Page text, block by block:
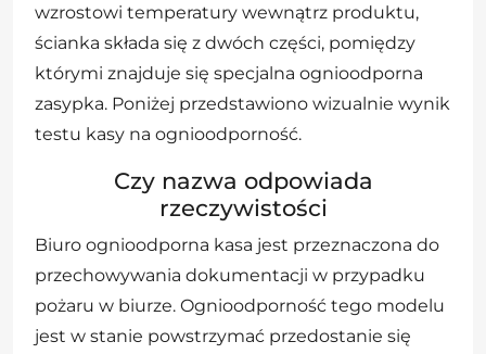
wzrostowi temperatury wewnątrz produktu,
ścianka składa się z dwóch części, pomiędzy
którymi znajduje się specjalna ognioodporna
zasypka. Poniżej przedstawiono wizualnie wynik
testu kasy na ognioodporność.
Czy nazwa odpowiada
rzeczywistości
Biuro ognioodporna kasa jest przeznaczona do
przechowywania dokumentacji w przypadku
pożaru w biurze. Ognioodporność tego modelu
jest w stanie powstrzymać przedostanie się